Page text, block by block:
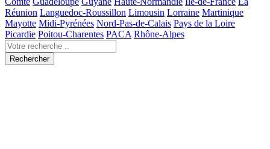
Réunion Languedoc-Roussillon Limousin Lorraine Martinique
Mayotte Midi-Pyrénées Nord-Pas-de-Calais Pays de la Loire
Picardie Poitou-Charentes PACA Rhône-Alpes
Rechercher